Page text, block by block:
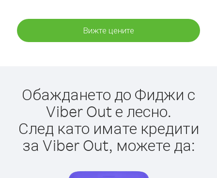
Вижте цените
Обаждането до Фиджи с
Viber Out е лесно.
След като имате кредити
за Viber Out, можете да: